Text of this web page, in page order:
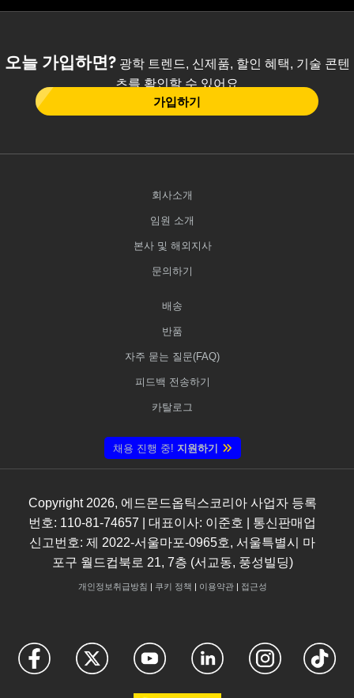
오늘 가입하면?광학 트렌드, 신제품, 할인 혜택, 기술 콘텐
츠를 확인할 수 있어요
가입하기
회사소개
임원 소개
본사 및 해외지사
문의하기
배송
반품
자주 묻는 질문(FAQ)
피드백 전송하기
카탈로그
채용 진행 중! 지원하기
Copyright 2026, 에드몬드옵틱스코리아 사업자 등록
번호: 110-81-74657 | 대표이사: 이준호 | 통신판매업
신고번호: 제 2022-서울마포-0965호, 서울특별시 마
포구 월드컵북로 21, 7층 (서교동, 풍성빌딩)
개인정보취급방침 | 쿠키 정책 | 이용약관| 접근성